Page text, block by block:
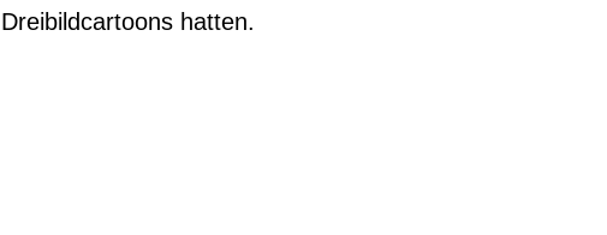
Dreibildcartoons hatten.